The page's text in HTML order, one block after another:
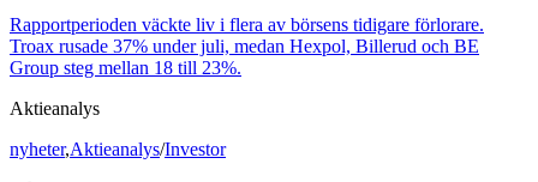
Rapportperioden väckte liv i flera av börsens tidigare förlorare.
Troax rusade 37% under juli, medan Hexpol, Billerud och BE
Group steg mellan 18 till 23%.
Aktieanalys
nyheter,Aktieanalys/Investor